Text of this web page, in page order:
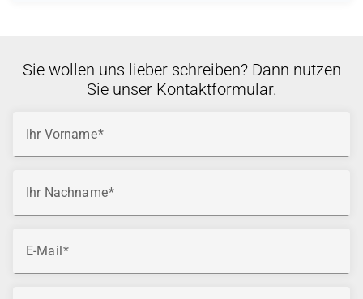
Sie wollen uns lieber schreiben? Dann nutzen
Sie unser Kontaktformular.
Ihr Vorname
Ihr Nachname
E-Mail